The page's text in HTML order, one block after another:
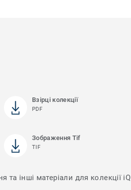
Взірці колекції
PDF
Зображення Tif
TIF
та інші матеріали для колекції iQ